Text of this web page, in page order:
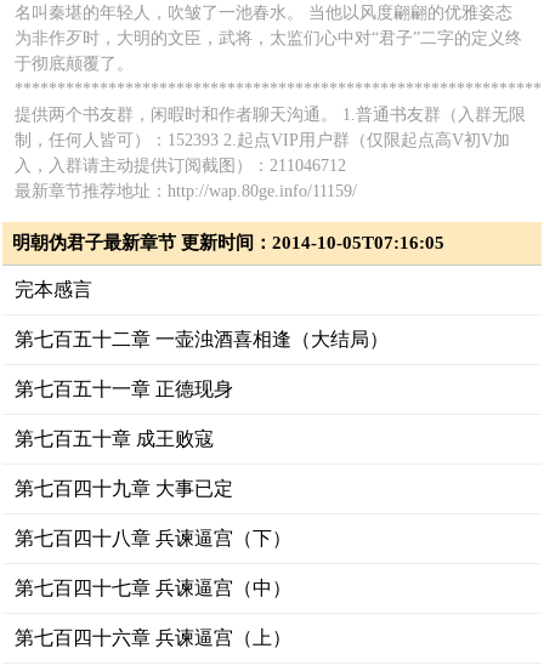
名叫秦堪的年轻人，吹皱了一池春水。 当他以风度翩翩的优雅姿态
为非作歹时，大明的文臣，武将，太监们心中对“君子”二字的定义终
于彻底颠覆了。
提供两个书友群，闲暇时和作者聊天沟通。 1.普通书友群（入群无限
制，任何人皆可）：152393 2.起点VIP用户群（仅限起点高V初V加
入，入群请主动提供订阅截图）：211046712
最新章节推荐地址：http://wap.80ge.info/11159/
明朝伪君子最新章节 更新时间：2014-10-05T07:16:05
完本感言
第七百五十二章 一壶浊酒喜相逢（大结局）
第七百五十一章 正德现身
第七百五十章 成王败寇
第七百四十九章 大事已定
第七百四十八章 兵谏逼宫（下）
第七百四十七章 兵谏逼宫（中）
第七百四十六章 兵谏逼宫（上）